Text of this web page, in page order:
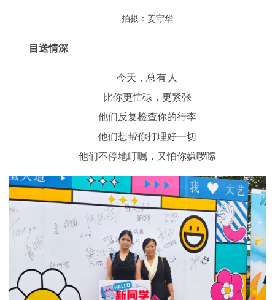
拍摄：姜守华
目送情深
今天， 总有人
比你更忙碌，更紧张
他们反复检查你的行李
他们想帮你打理好一切
他们不停地叮嘱，又怕你嫌啰嗦